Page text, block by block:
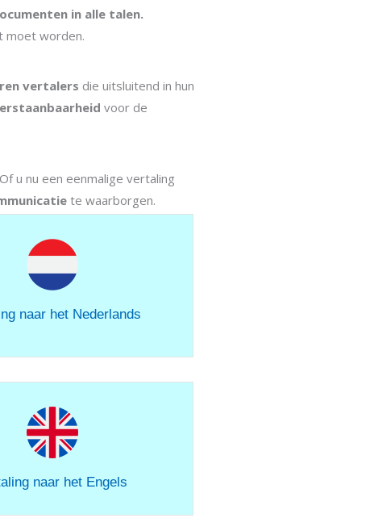
in alle talen.
moet worden.
vertalers die uitsluitend in hun
voor de
u nu een eenmalige vertaling
te waarborgen.
naar het Nederlands
naar het Engels